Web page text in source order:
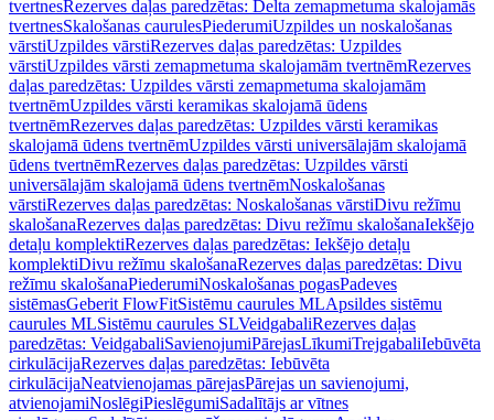
tvertnesRezerves daļas paredzētas: Delta zemapmetuma skalojamās
tvertnesSkalošanas caurulesPiederumiUzpildes un noskalošanas
vārstiUzpildes vārstiRezerves daļas paredzētas: Uzpildes
vārstiUzpildes vārsti zemapmetuma skalojamām tvertnēmRezerves
daļas paredzētas: Uzpildes vārsti zemapmetuma skalojamām
tvertnēmUzpildes vārsti keramikas skalojamā ūdens
tvertnēmRezerves daļas paredzētas: Uzpildes vārsti keramikas
skalojamā ūdens tvertnēmUzpildes vārsti universālajām skalojamā
ūdens tvertnēmRezerves daļas paredzētas: Uzpildes vārsti
universālajām skalojamā ūdens tvertnēmNoskalošanas
vārstiRezerves daļas paredzētas: Noskalošanas vārstiDivu režīmu
skalošanaRezerves daļas paredzētas: Divu režīmu skalošanaIekšējo
detaļu komplektiRezerves daļas paredzētas: Iekšējo detaļu
komplektiDivu režīmu skalošanaRezerves daļas paredzētas: Divu
režīmu skalošanaPiederumiNoskalošanas pogasPadeves
sistēmasGeberit FlowFitSistēmu caurules MLApsildes sistēmu
caurules MLSistēmu caurules SLVeidgabaliRezerves daļas
paredzētas: VeidgabaliSavienojumiPārejasLīkumiTrejgabaliIebūvēta
cirkulācijaRezerves daļas paredzētas: Iebūvēta
cirkulācijaNeatvienojamas pārejasPārejas un savienojumi,
atvienojamiNoslēgiPieslēgumiSadalītājs ar vītnes